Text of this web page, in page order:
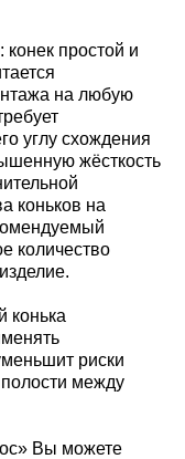
простой и
на любую
углу схождения
жёсткость
коньков на
количество
конька
риски
между
Вы можете